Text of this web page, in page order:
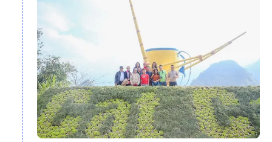
*Ngoài ra: PYS
Điểm nổi bật trong Tour Tây Bắc: Mộc
Châu - Sơn La - Điện Biên - Lai Châu - Sapa
5 ngày 4 đêm